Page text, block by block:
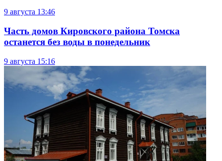
9 августа 13:46
Часть домов Кировского района Томска
останется без воды в понедельник
9 августа 15:16